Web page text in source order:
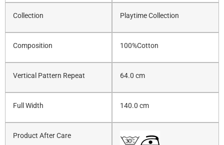
Collection Playtime Collection
Composition 100%Cotton
Vertical Pattern Repeat 64.0 cm
Full Width 140.0 cm
Product After Care